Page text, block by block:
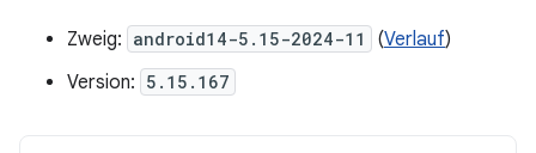
Zweig: android14-5.15-2024-11 (Verlauf)
Version: 5.15.167